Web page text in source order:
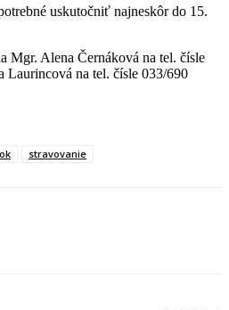
uskutočniť najneskôr do 15.
Mgr. Alena Černáková na tel. čísle
Laurincová na tel. čísle 033/690
stravovanie